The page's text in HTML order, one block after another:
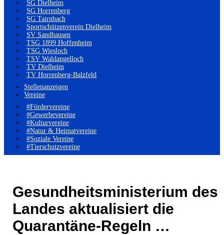
SG Dielheim
SG Horrenberg
SG Tairnbach
Sportschützenverein Dielheim
SV Sandhausen
TSG 1899 Hoffenheim
TSG Wiesloch
TSV Waldangelloch
TV Dielheim
TV Horrenberg-Balzfeld
Stellenanzeigen
Vereine
#Fördervereine
#Gewerbevereine
#Kulturvereine
#Natur & Heimatvereine
#Soziale Vereine
#Tierschutzvereine
Gesundheitsministerium des
Landes aktualisiert die
Quarantäne-Regeln …